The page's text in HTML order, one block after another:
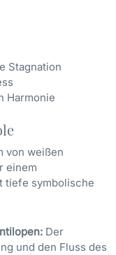
Stagnation
Harmonie
von weißen
einem
tiefe symbolische
Der
und den Fluss des